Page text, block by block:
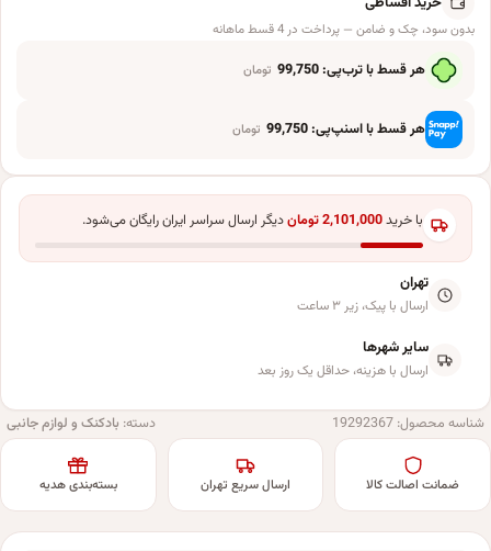
بدون سود، چک و ضامن — پرداخت در 4 قسط ماهانه
هر قسط با ترب‌پی:99,750 تومان
هر قسط با اسنپ‌پی:99,750 تومان
با خرید2,101,000توماندیگر ارسال سراسر ایران رایگان می‌شود.
تهران
ارسال با پیک، زیر ۳ ساعت
سایر شهرها
ارسال با هزینه، حداقل یک روز بعد
شناسه محصول: 19292367 دسته: بادکنک و لوازم جانبی
ضمانت اصالت کالا ارسال سریع تهران بسته‌بندی هدیه